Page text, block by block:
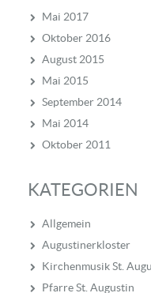
Mai 2017
Oktober 2016
August 2015
Mai 2015
September 2014
Mai 2014
Oktober 2011
KATEGORIEN
Allgemein
Augustinerkloster
Kirchenmusik St.
Pfarre St. Augustin